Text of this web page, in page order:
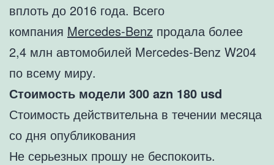
вплоть до 2016 года. Всего
компания Mercedes-Benz продала более
2,4 млн автомобилей Mercedes-Benz W204
по всему миру.
Стоимость модели 300 azn 180 usd
Стоимость действительна в течении месяца
со дня опубликования
Не серьезных прошу не беспокоить.